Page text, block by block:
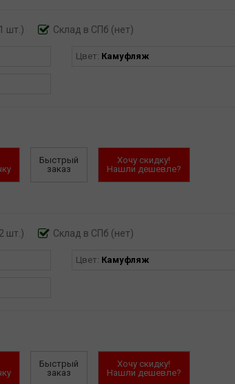
шт.) Склад в СПб (нет)
Цвет: Камуфляж
Быстрый
заказ
Хочу скидку!
Нашли дешевле?
шт.) Склад в СПб (нет)
Цвет: Камуфляж
Быстрый
заказ
Хочу скидку!
Нашли дешевле?